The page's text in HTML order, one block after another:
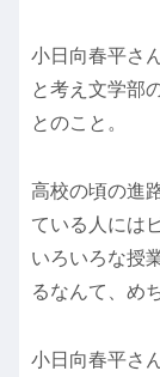
小日向春平さ
と考え文学部
とのこと。
高校の頃の進
ている人には
いろいろな授
るなんて、め
小日向春平さ